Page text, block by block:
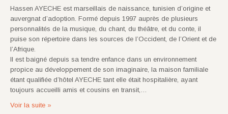
Hassen AYECHE est marseillais de naissance, tunisien d’origine et
auvergnat d’adoption. Formé depuis 1997 auprès de plusieurs
personnalités de la musique, du chant, du théâtre, et du conte, il
puise son répertoire dans les sources de l’Occident, de l’Orient et de
l’Afrique.
Il est baigné depuis sa tendre enfance dans un environnement
propice au développement de son imaginaire, la maison familiale
étant qualifiée d’hôtel AYECHE tant elle était hospitalière, ayant
toujours accueilli amis et cousins en transit,…
Voir la suite »